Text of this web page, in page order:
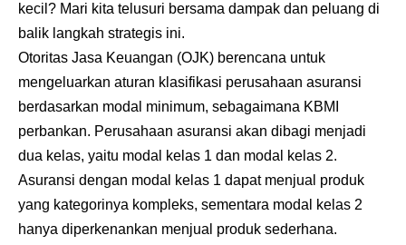
kecil? Mari kita telusuri bersama dampak dan peluang di
balik langkah strategis ini.
Otoritas Jasa Keuangan (OJK) berencana untuk
mengeluarkan aturan klasifikasi perusahaan asuransi
berdasarkan modal minimum, sebagaimana KBMI
perbankan. Perusahaan asuransi akan dibagi menjadi
dua kelas, yaitu modal kelas 1 dan modal kelas 2.
Asuransi dengan modal kelas 1 dapat menjual produk
yang kategorinya kompleks, sementara modal kelas 2
hanya diperkenankan menjual produk sederhana.